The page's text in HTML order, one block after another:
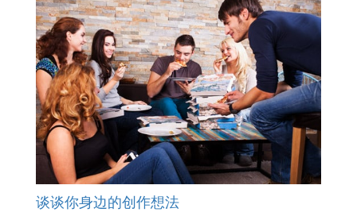
谈谈你身边的创作想法